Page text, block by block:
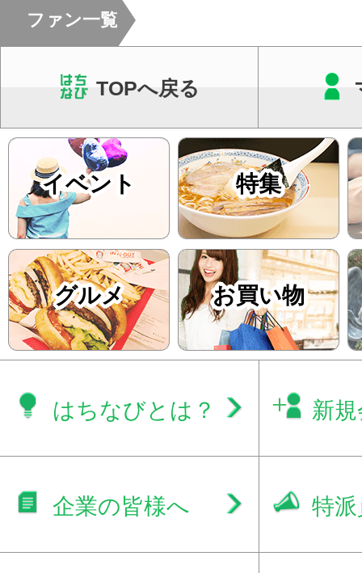
ファン一覧
TOPへ戻る
イベント 特集
グルメ お買い物
はちなびとは？ 新
企業の皆様へ 特